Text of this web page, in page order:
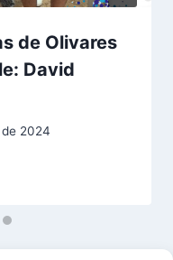
de Olivares
David
2024